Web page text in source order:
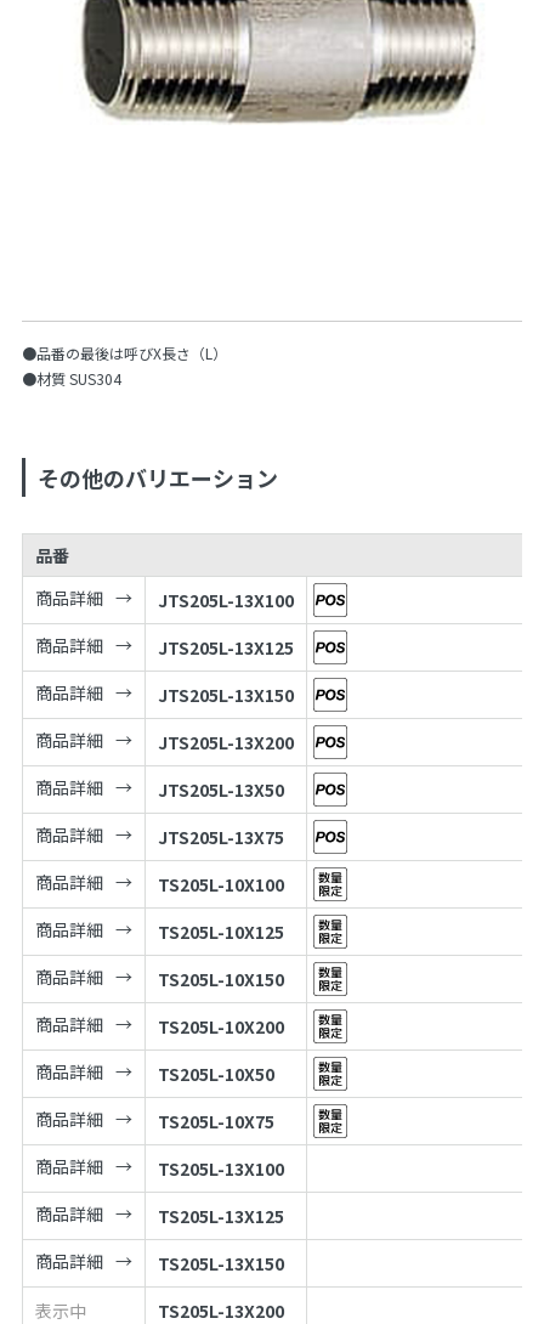
●品番の最後は呼びX長さ（L）
●材質 SUS304
その他のバリエーション
品番
商品詳細
JTS205L-13X100
商品詳細
JTS205L-13X125
商品詳細
JTS205L-13X150
商品詳細
JTS205L-13X200
商品詳細
JTS205L-13X50
商品詳細
JTS205L-13X75
商品詳細
TS205L-10X100
商品詳細
TS205L-10X125
商品詳細
TS205L-10X150
商品詳細
TS205L-10X200
商品詳細
TS205L-10X50
商品詳細
TS205L-10X75
商品詳細
TS205L-13X100
商品詳細
TS205L-13X125
商品詳細
TS205L-13X150
表示中
TS205L-13X200